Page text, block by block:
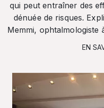
qui peut entraîner des
dénuée de risques.
Memmi, ophtalmologiste
EN